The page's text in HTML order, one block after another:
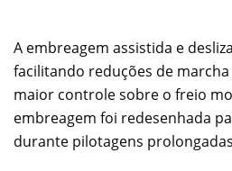
A embreagem assistida e
facilitando reduções de
maior controle sobre o freio
embreagem foi redesenhada
durante pilotagens